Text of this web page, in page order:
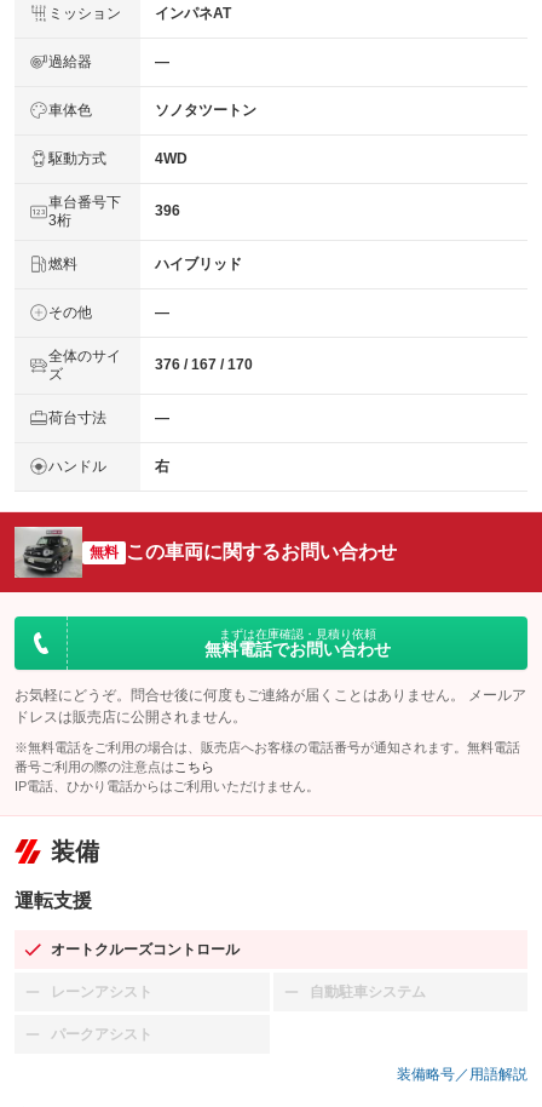
ミッション インパネAT
過給器 ―
車体色 ソノタツートン
駆動方式 4WD
車台番号下
3桁
396
燃料 ハイブリッド
その他 ―
全体のサイ
ズ
376 / 167 / 170
荷台寸法 ―
ハンドル 右
無料 この車両に関するお問い合わせ
まずは在庫確認・見積り依頼
無料電話でお問い合わせ
お気軽にどうぞ。問合せ後に何度もご連絡が届くことはありません。 メールア
ドレスは販売店に公開されません。
※無料電話をご利用の場合は、販売店へお客様の電話番号が通知されます。無料電話
番号ご利用の際の注意点は こちら
IP電話、ひかり電話からはご利用いただけません。
装備
運転支援
オートクルーズコントロール
：装備あり
レーンアシスト
：装備なし 自動駐車システム
：装備なし
パークアシスト
：装備なし
装備略号／用語解説